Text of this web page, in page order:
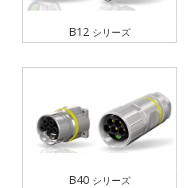
B12 シリーズ
B40 シリーズ